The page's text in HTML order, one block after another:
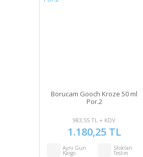
Borucam Gooch Kroze 50 ml
Por.2
983,55 TL + KDV
1.180,25 TL
Aynı Gün
Kargo
Stoktan
Teslim